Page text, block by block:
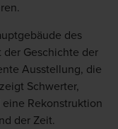
des
der Geschichte der
Ausstellung, die
Schwerter,
Rekonstruktion
der Zeit.